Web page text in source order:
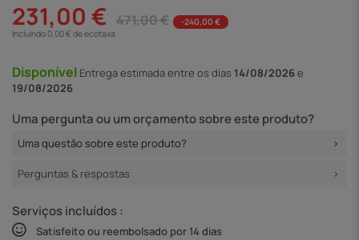
231,00 € 471,00 €
-240,00 €
Incluindo 0,00 € de ecotaxa
Disponível Entregaestimada entre os dias 14/08/2026e
19/08/2026
Uma pergunta ou um orçamento sobre este produto?
Uma questão sobre este produto?
Perguntas & respostas
Serviços incluídos :
Satisfeito ou reembolsado por 14 dias